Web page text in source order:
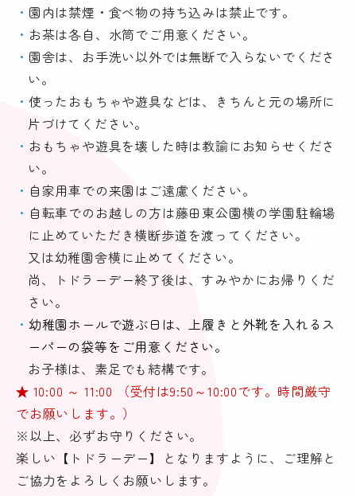
園内は禁煙・食べ物の持ち込みは禁止です。
お茶は各自、水筒でご用意ください。
園舎は、お手洗い以外では無断で入らないでくださ
い。
使ったおもちゃや遊具などは、きちんと元の場所に
片づけてください。
おもちゃや遊具を壊した時は教諭にお知らせくださ
い。
自家用車での来園はご遠慮ください。
自転車でのお越しの方は藤田東公園横の学園駐輪場
に止めていただき横断歩道を渡ってください。
又は幼稚園舎横に止めてください。
尚、トドラーデー終了後は、すみやかにお帰りくだ
さい。
幼稚園ホールで遊ぶ日は、上履きと外靴を入れるス
ーパーの袋等をご用意ください。
お子様は、素足でも結構です。
★ 10:00 ～ 11:00 （受付は9:50～10:00です。時間厳守
でお願いします。）
※以上、必ずお守りください。
楽しい【トドラーデー】となりますように、ご理解と
ご協力をよろしくお願いします。